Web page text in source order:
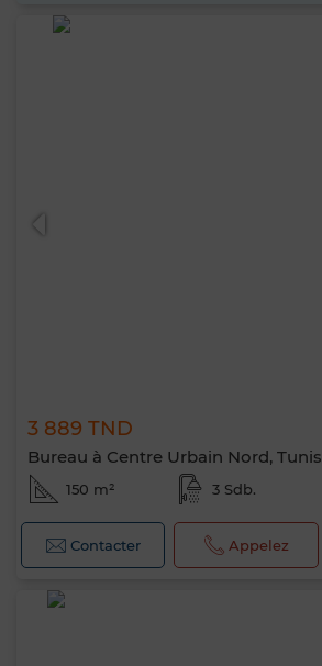
3 889 TND
Bureau à Centre Urbain Nord, Tunis
150 m² 3 Sdb.
Contacter Appelez